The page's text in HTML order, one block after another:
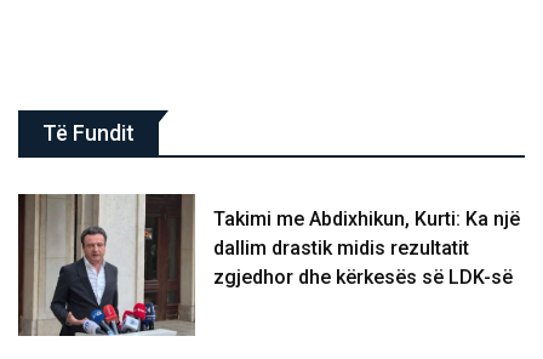
Të Fundit
Takimi me Abdixhikun, Kurti: Ka një
dallim drastik midis rezultatit
zgjedhor dhe kërkesës së LDK-së